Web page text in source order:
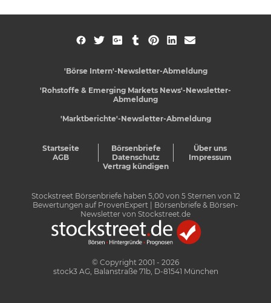
'Börse Intern'-Newsletter-Abmeldung
'Rohstoffe & Emerging Markets News'-Newsletter-
Abmeldung
'Marktberichte'-Newsletter-Abmeldung
Startseite Börsenbriefe
Über uns
AGB
Datenschutz
Impressum
Vertrag kündigen
Stockstreet Börsenbriefe haben 5,00von 5Sternen von 12
Bewertungen auf ProvenExpert
| Börsenbriefe & Börsen-
Newsletter von Stockstreet.de
© Copyright 2001 - 2026
stock3 AG, Balanstraße 71b, D-81541 München